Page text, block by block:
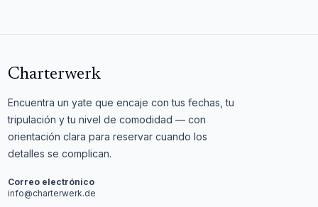
Charterwerk
Encuentra un yate que encaje con tus fechas, tu
tripulación y tu nivel de comodidad — con
orientación clara para reservar cuando los
detalles se complican.
Correo electrónico
info@charterwerk.de